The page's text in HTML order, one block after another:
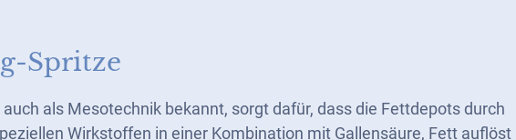
Spritze
auch als Mesotechnik bekannt, sorgt dafür, dass die Fettdepots durch
Wirkstoffen in einer Kombination mit Gallensäure, Fett auflöst